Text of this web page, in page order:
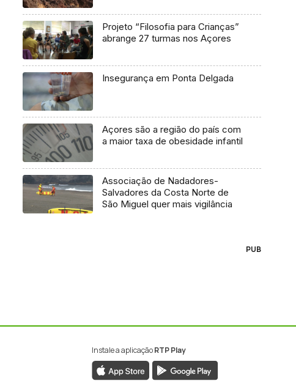
Projeto “Filosofia para Crianças”
abrange 27 turmas nos Açores
Insegurança em Ponta Delgada
Açores são a região do país com
a maior taxa de obesidade infantil
Associação de Nadadores-
Salvadores da Costa Norte de
São Miguel quer mais vigilância
PUB
Instale a aplicaçãoRTP Play